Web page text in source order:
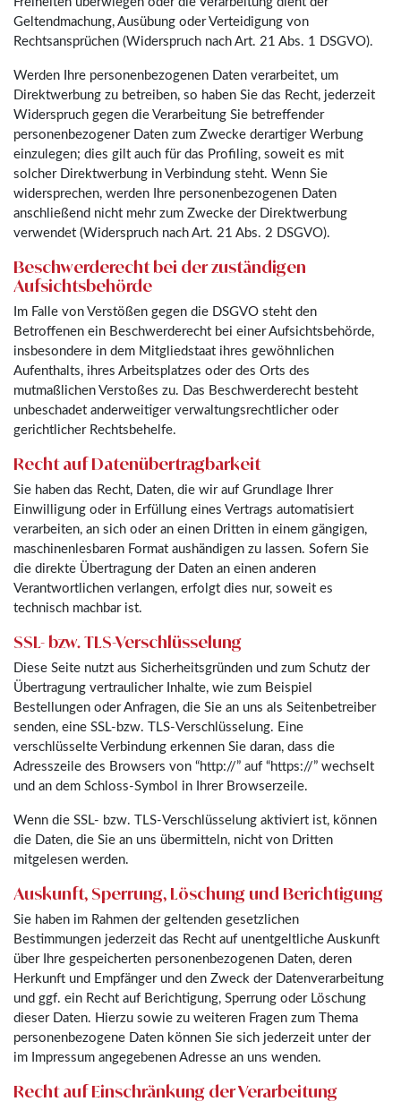
Geltendmachung, Ausübung oder Verteidigung von
Rechtsansprüchen (Widerspruch nach Art. 21 Abs. 1 DSGVO).
Werden Ihre personenbezogenen Daten verarbeitet, um
Direktwerbung zu betreiben, so haben Sie das Recht, jederzeit
Widerspruch gegen die Verarbeitung Sie betreffender
personenbezogener Daten zum Zwecke derartiger Werbung
einzulegen; dies gilt auch für das Profiling, soweit es mit
solcher Direktwerbung in Verbindung steht. Wenn Sie
widersprechen, werden Ihre personenbezogenen Daten
anschließend nicht mehr zum Zwecke der Direktwerbung
verwendet (Widerspruch nach Art. 21 Abs. 2 DSGVO).
Beschwerderecht bei der zuständigen
Aufsichtsbehörde
Im Falle von Verstößen gegen die DSGVO steht den
Betroffenen ein Beschwerderecht bei einer Aufsichtsbehörde,
insbesondere in dem Mitgliedstaat ihres gewöhnlichen
Aufenthalts, ihres Arbeitsplatzes oder des Orts des
mutmaßlichen Verstoßes zu. Das Beschwerderecht besteht
unbeschadet anderweitiger verwaltungsrechtlicher oder
gerichtlicher Rechtsbehelfe.
Recht auf Datenübertragbarkeit
Sie haben das Recht, Daten, die wir auf Grundlage Ihrer
Einwilligung oder in Erfüllung eines Vertrags automatisiert
verarbeiten, an sich oder an einen Dritten in einem gängigen,
maschinenlesbaren Format aushändigen zu lassen. Sofern Sie
die direkte Übertragung der Daten an einen anderen
Verantwortlichen verlangen, erfolgt dies nur, soweit es
technisch machbar ist.
SSL- bzw. TLS-Verschlüsselung
Diese Seite nutzt aus Sicherheitsgründen und zum Schutz der
Übertragung vertraulicher Inhalte, wie zum Beispiel
Bestellungen oder Anfragen, die Sie an uns als Seitenbetreiber
senden, eine SSL-bzw. TLS-Verschlüsselung. Eine
verschlüsselte Verbindung erkennen Sie daran, dass die
Adresszeile des Browsers von “http://” auf “https://” wechselt
und an dem Schloss-Symbol in Ihrer Browserzeile.
Wenn die SSL- bzw. TLS-Verschlüsselung aktiviert ist, können
die Daten, die Sie an uns übermitteln, nicht von Dritten
mitgelesen werden.
Auskunft, Sperrung, Löschung und Berichtigung
Sie haben im Rahmen der geltenden gesetzlichen
Bestimmungen jederzeit das Recht auf unentgeltliche Auskunft
über Ihre gespeicherten personenbezogenen Daten, deren
Herkunft und Empfänger und den Zweck der Datenverarbeitung
und ggf. ein Recht auf Berichtigung, Sperrung oder Löschung
dieser Daten. Hierzu sowie zu weiteren Fragen zum Thema
personenbezogene Daten können Sie sich jederzeit unter der
im Impressum angegebenen Adresse an uns wenden.
Recht auf Einschränkung der Verarbeitung